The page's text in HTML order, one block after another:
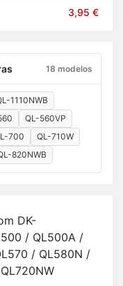
3,95 €
18 modelos
1110NWB
QL-560VP
700
QL-710W
820NWB
DK-
/ QL500A /
/ QL580N /